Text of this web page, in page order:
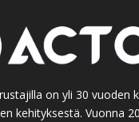
on yli 30 vuoden
kehityksestä. Vuonna